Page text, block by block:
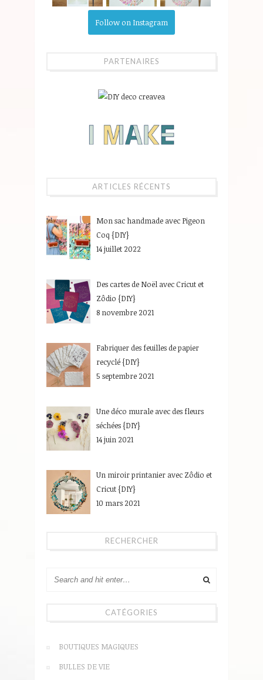
Follow on Instagram
PARTENAIRES
ARTICLES RÉCENTS
Mon sac handmade avec Pigeon
Coq {DIY}
14 juillet 2022
Des cartes de Noël avec Cricut et
Zôdio {DIY}
8 novembre 2021
Fabriquer des feuilles de papier
recyclé {DIY}
5 septembre 2021
Une déco murale avec des fleurs
séchées {DIY}
14 juin 2021
Un miroir printanier avec Zôdio et
Cricut {DIY}
10 mars 2021
RECHERCHER
CATÉGORIES
BOUTIQUES MAGIQUES
BULLES DE VIE